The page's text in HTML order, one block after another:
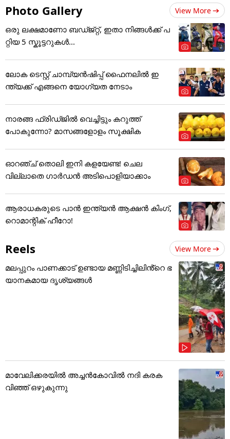
Photo Gallery View More
ഒരു ലക്ഷമാണോ ബഡ്ജ്റ്റ്, ഇതാ നിങ്ങൾക്ക് പ
റ്റിയ 5 സ്കൂട്ടറുകൾ...
ലോക ടെസ്റ്റ് ചാമ്പ്യൻഷിപ്പ് ഫൈനലിൽ ഇ
ന്ത്യക്ക് എങ്ങനെ യോഗ്യത നേടാം
നാരങ്ങ ഫ്രിഡ്ജിൽ വെച്ചിട്ടും കറുത്ത്
പോകുന്നോ? മാസങ്ങളോളം സൂക്ഷിക
ഓറഞ്ച് തൊലി ഇനി കളയേണ്ട! ചെല
വില്ലാതെ ഗാർഡൻ അടിപൊളിയാക്കാം
ആരാധകരുടെ പാൻ ഇന്ത്യൻ ആക്ഷൻ കിംഗ്,
റൊമാന്റിക് ഹീറോ!
Reels View More
മലപ്പുറം പാണക്കാട് ഉണ്ടായ മണ്ണിടിച്ചിലിൻ്റെ ഭ
യാനകമായ ദൃശ്യങ്ങൾ
മാവേലിക്കരയിൽ അച്ചൻകോവിൽ നദി കരക
വിഞ്ഞ് ഒഴുകുന്നു